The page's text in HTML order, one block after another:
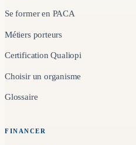
Se former en PACA
Métiers porteurs
Certification Qualiopi
Choisir un organisme
Glossaire
FINANCER